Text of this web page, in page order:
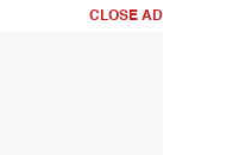
CLOSE AD